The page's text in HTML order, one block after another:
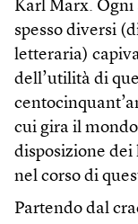
Karl Marx. Ogni
spesso diversi
letteraria)
dell’utilità di
cui gira il
disposizione
nel corso di
Partendo dal